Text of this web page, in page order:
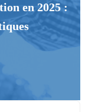
en 2025 :